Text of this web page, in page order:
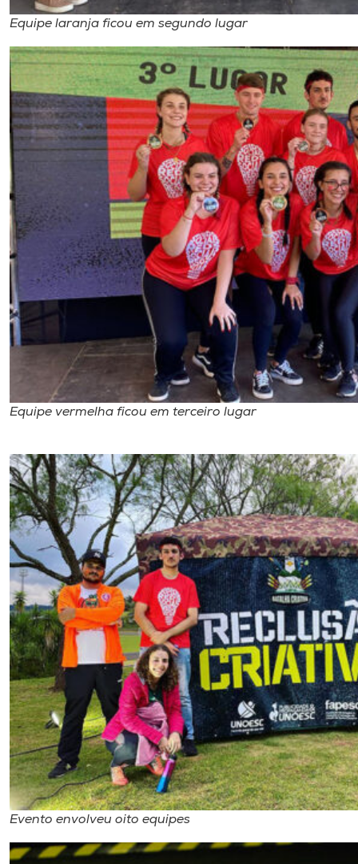
Equipe laranja ficou em segundo lugar
Equipe vermelha ficou em terceiro lugar
Evento envolveu oito equipes